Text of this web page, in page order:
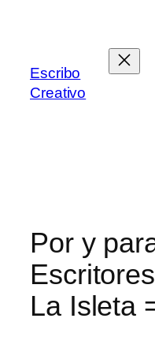
Escribo
Creativo
Por y
La Isleta